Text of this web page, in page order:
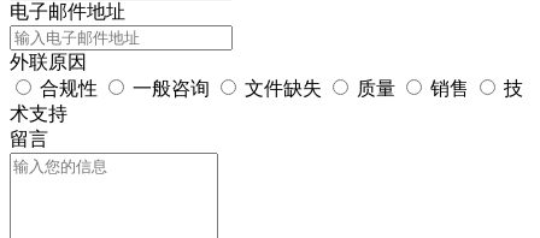
电子邮件地址
外联原因
合规性
一般咨询 文件缺失 质量 销售
技
术支持
留言